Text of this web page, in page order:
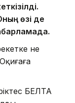
өзі де
не
БЕЛТА